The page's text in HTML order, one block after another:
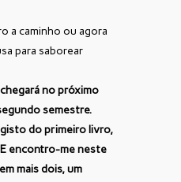
a caminho ou agora
para saborear
no próximo
semestre.
do primeiro livro,
encontro-me neste
mais dois, um